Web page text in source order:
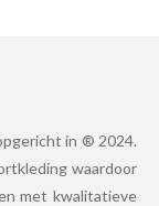
in ® 2024.
waardoor
met kwalitatieve